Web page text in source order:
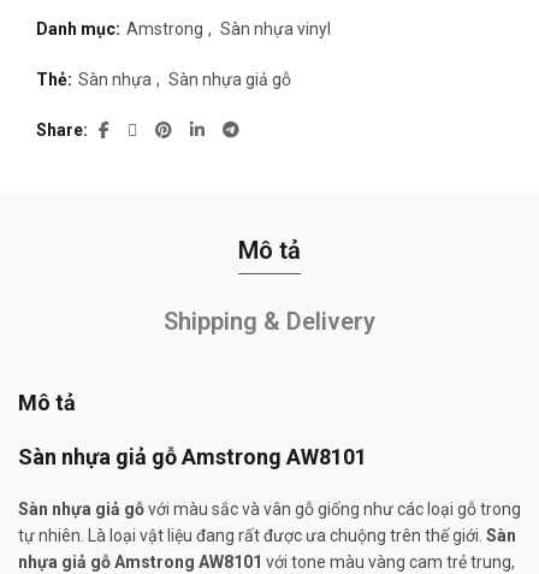
Danh mục: Amstrong , Sàn nhựa vinyl
Thẻ: Sàn nhựa , Sàn nhựa giả gỗ
Share
Mô tả
Shipping & Delivery
Mô tả
Sàn nhựa giả gỗ Amstrong AW8101
Sàn nhựa giả gỗvới màu sắc và vân gỗ giống như các loại gỗ trong
tự nhiên. Là loại vật liệu đang rất được ưa chuộng trên thế giới. Sàn
nhựa giả gỗ Amstrong AW8101 với tone màu vàng cam trẻ trung,